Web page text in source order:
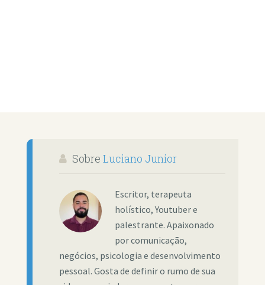
Sobre Luciano Junior
Escritor, terapeuta
holístico, Youtuber e
palestrante. Apaixonado
por comunicação,
negócios, psicologia e desenvolvimento
pessoal. Gosta de definir o rumo de sua